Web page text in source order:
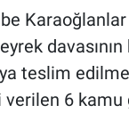
teslim
6 kamu